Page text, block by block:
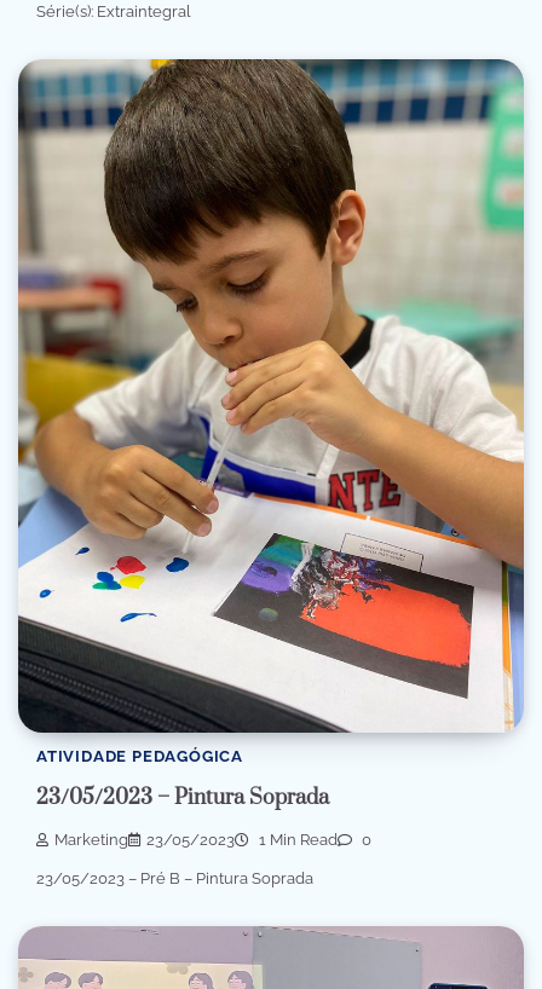
Série(s): Extraintegral
ATIVIDADE PEDAGÓGICA
23/05/2023 – Pintura Soprada
Marketing 23/05/2023 1 Min Read 0
23/05/2023 – Pré B – Pintura Soprada